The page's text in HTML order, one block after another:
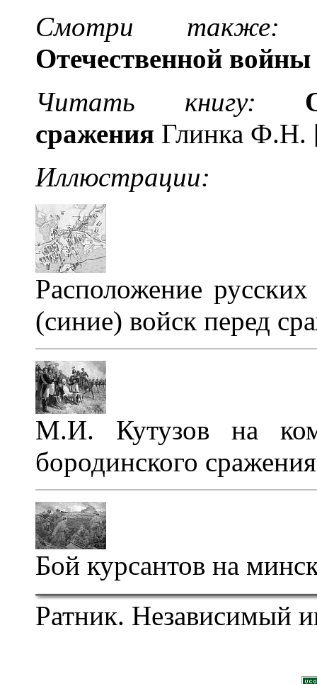
Смотри
Отечественной войны
Читать книгу:
сражения Глинка Ф.Н.
Иллюстрации:
Расположение
(синие) войск перед
М.И. Кутузов на
бородинского сражения
Бой курсантов на
Ратник. Независимый